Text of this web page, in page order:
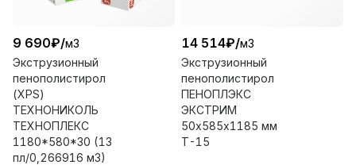
9 690₽/м3
Экструзионный
пенополистирол
(XPS)
ТЕХНОНИКОЛЬ
ТЕХНОПЛЕКС
1180*580*30 (13
пл/0,266916 м3)
14 514₽/м3
Экструзионный
пенополистирол
ПЕНОПЛЭКС
ЭКСТРИМ
50х585х1185 мм
Т-15